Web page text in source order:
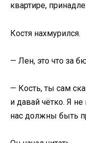
квартире,
Костя нахмурился.
— Лен, это что за
— Кость, ты сам
и давай чётко. Я
нас должны быть